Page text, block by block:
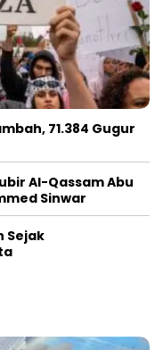
71.384 Gugur
Al-Qassam Abu
Sinwar
Sejak